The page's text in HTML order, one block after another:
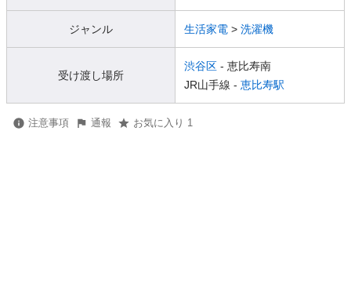
ジャンル 生活家電 > 洗濯機
受け渡し場所
渋谷区 - 恵比寿南
JR山手線 - 恵比寿駅
注意事項 通報 お気に入り 1